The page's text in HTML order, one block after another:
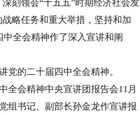
刻领会“十五五”时期经济社会发
略任务和重大举措，坚持和加
全会精神作了深入宣讲和阐
的二十届四中全会精神。
全会精神中央宣讲团报告会11月
组书记、副部长孙金龙作宣讲报